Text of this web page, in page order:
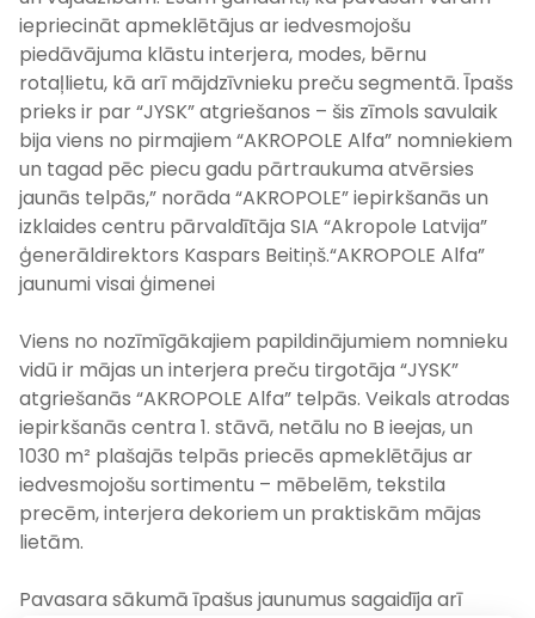
iepriecināt apmeklētājus ar iedvesmojošu
piedāvājuma klāstu interjera, modes, bērnu
rotaļlietu, kā arī mājdzīvnieku preču segmentā. Īpašs
prieks ir par “JYSK” atgriešanos – šis zīmols savulaik
bija viens no pirmajiem “AKROPOLE Alfa” nomniekiem
un tagad pēc piecu gadu pārtraukuma atvērsies
jaunās telpās,” norāda “AKROPOLE” iepirkšanās un
izklaides centru pārvaldītāja SIA “Akropole Latvija”
ģenerāldirektors Kaspars Beitiņš.“AKROPOLE Alfa”
jaunumi visai ģimenei
Viens no nozīmīgākajiem papildinājumiem nomnieku
vidū ir mājas un interjera preču tirgotāja “JYSK”
atgriešanās “AKROPOLE Alfa” telpās. Veikals atrodas
iepirkšanās centra 1. stāvā, netālu no B ieejas, un
1030 m² plašajās telpās priecēs apmeklētājus ar
iedvesmojošu sortimentu – mēbelēm, tekstila
precēm, interjera dekoriem un praktiskām mājas
lietām.
Pavasara sākumā īpašus jaunumus sagaidīja arī